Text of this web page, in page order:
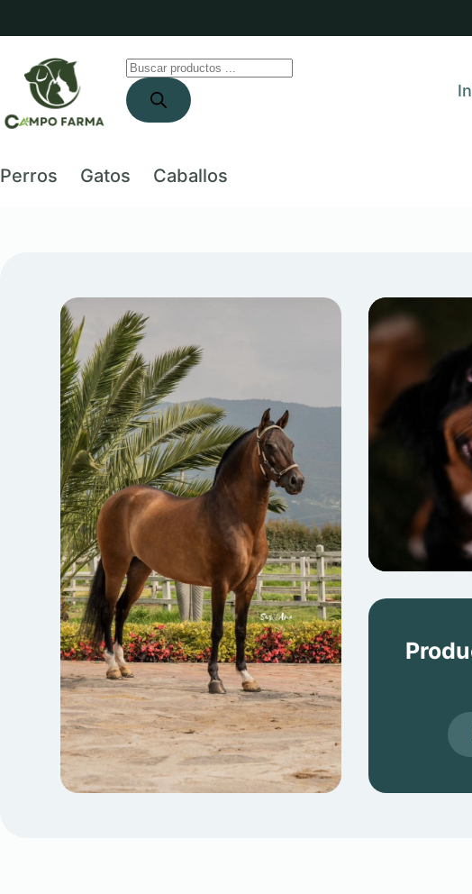
al
contenido
Búsqueda
de
productos
Perros Gatos Caballos